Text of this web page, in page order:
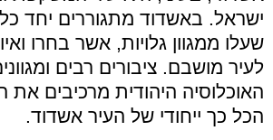
ישראל. באשדוד מתגוררים יחד
שעלו ממגוון גלויות, אשר בחרו
לעיר מושבם. ציבורים רבים
האוכלוסיה היהודית מרכיבים את
הכל כך ייחודי של העיר אשדוד.